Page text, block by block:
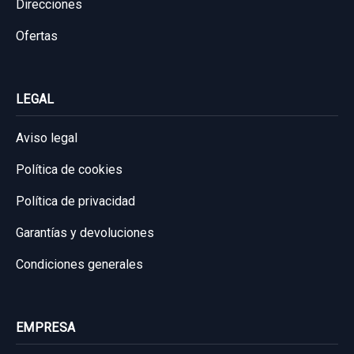
Ref:1108675
59,50 €
Consultar por whatsapp
Direcciones
Ofertas
LEGAL
Aviso legal
Política de cookies
Política de privacidad
Garantías y devoluciones
Condiciones generales
EMPRESA